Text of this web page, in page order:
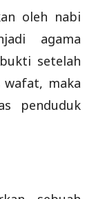
oleh nabi
agama
setelah
wafat, maka
penduduk